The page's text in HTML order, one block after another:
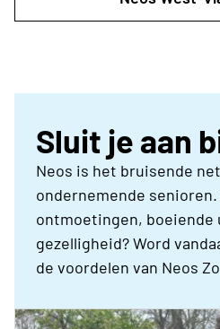
Sluit je aan
Neos is het bruisende
ondernemende
ontmoetingen, boeiende
gezelligheid? Word
de voordelen van Neos